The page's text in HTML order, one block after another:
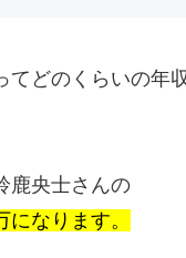
てどのくらいの年
鹿央士さんの
なります。